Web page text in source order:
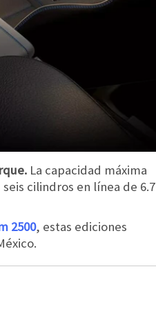
La capacidad máxima
cilindros en línea de 6.7
2500, estas ediciones